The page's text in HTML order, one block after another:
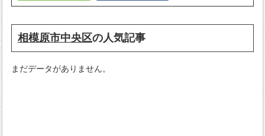
相模原市中央区の人気記事
まだデータがありません。